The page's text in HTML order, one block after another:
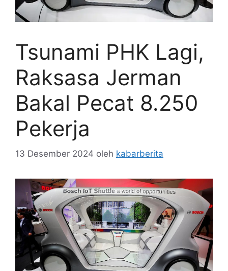
Tsunami PHK Lagi,
Raksasa Jerman
Bakal Pecat 8.250
Pekerja
13 Desember 2024 oleh kabarberita